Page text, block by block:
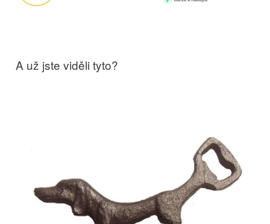
A už jste viděli tyto?